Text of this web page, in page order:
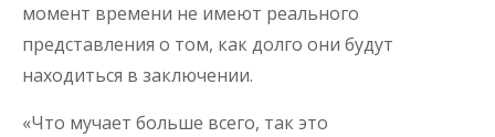
момент времени не имеют реального
представления о том, как долго они будут
находиться в заключении.
«Что мучает больше всего, так это